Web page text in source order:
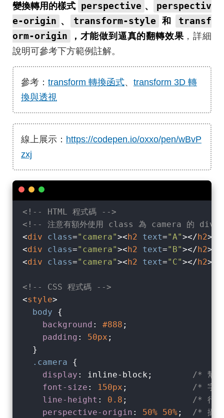
變換轉用的樣式 perspective 、
perspectiv
e-origin 、 transform-style 和
transf
orm-origin
，才能做到逼真的翻轉效果，詳細
說明可參考下方範例註解。
參考： transform 轉換函式、 transform 3D 轉
換與透視
線上展示： https://codepen.io/oxxo/pen/wBvP
zxj
<!-- HTML 程式碼 -->
<!-- 注意有額外使用 class 為 camera 的 div
<div class="camera"><h2 text="A"></h2>
<div class="camera"><h2 text="B"></h2>
<div class="camera"><h2 text="C"></h2>
<!-- CSS 程式碼 -->
<style>
body {
background : #888 ;
padding : 50px ;
  }
.camera {
display : inline-block; /* 幫助
font-size : 150px ; /* 字體
line-height : 0.8 ; /* 行高
perspective-origin : 50% 50%; /* 攝影